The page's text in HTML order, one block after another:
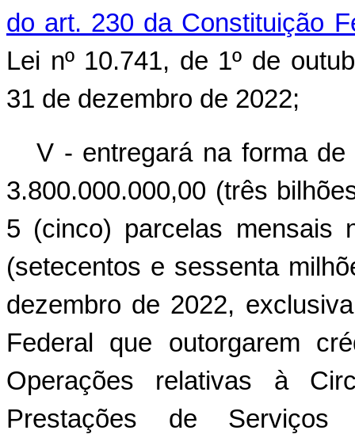
do art. 230 da Constituição
Lei nº 10.741, de 1º de
31 de dezembro de 2022;
V - entregará na forma
3.800.000.000,00 (três
5 (cinco) parcelas mensais
(setecentos e sessenta
dezembro de 2022,
Federal que outorgarem
Operações relativas à
Prestações de